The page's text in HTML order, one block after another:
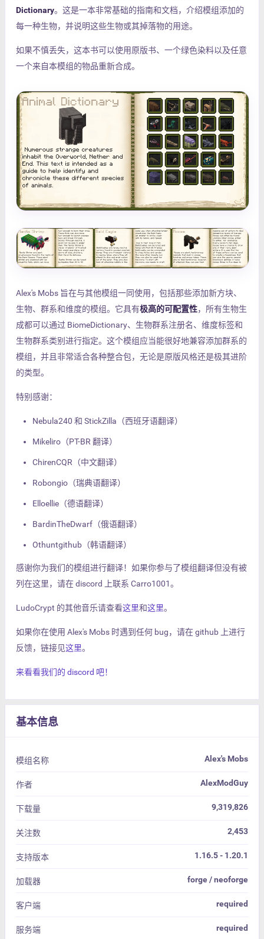
Dictionary。这是一本非常基础的指南和文档，介绍模组添加的
每一种生物，并说明这些生物或其掉落物的用途。
如果不慎丢失，这本书可以使用原版书、一个绿色染料以及任意
一个来自本模组的物品重新合成。
Alex's Mobs 旨在与其他模组一同使用，包括那些添加新方块、
生物、群系和维度的模组。它具有极高的可配置性，所有生物生
成都可以通过 BiomeDictionary、生物群系注册名、维度标签和
生物群系类别进行指定。这个模组应当能很好地兼容添加群系的
模组，并且非常适合各种整合包，无论是原版风格还是极其进阶
的类型。
特别感谢：
Nebula240 和 StickZilla（西班牙语翻译）
Mikeliro（PT-BR 翻译）
ChirenCQR（中文翻译）
Robongio（瑞典语翻译）
Elloellie（德语翻译）
BardinTheDwarf（俄语翻译）
Othuntgithub（韩语翻译）
感谢你为我们的模组进行翻译！如果你参与了模组翻译但没有被
列在这里，请在 discord 上联系 Carro1001。
LudoCrypt 的其他音乐请查看这里和这里。
如果你在使用 Alex's Mobs 时遇到任何 bug，请在 github 上进行
反馈，链接见这里。
来看看我们的 discord 吧！
基本信息
模组名称 Alex's Mobs
作者 AlexModGuy
下载量 9,319,826
关注数 2,453
支持版本 1.16.5 - 1.20.1
加载器 forge / neoforge
客户端 required
服务端 required